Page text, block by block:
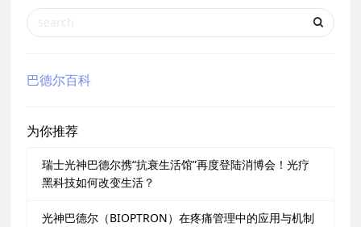
巴德尔百科
为你推荐
瑞士光神巴德尔携“抗衰生活馆”再度登陆消博会！光疗
黑科技如何改变生活？
光神巴德尔（BIOPTRON）在疼痛管理中的应用与机制